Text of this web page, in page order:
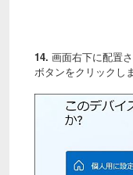
14. 画面右下に配置
ボタンをクリックしま